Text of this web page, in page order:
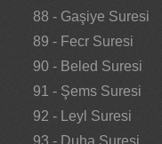
88 - Gaşiye Suresi
89 - Fecr Suresi
90 - Beled Suresi
91 - Şems Suresi
92 - Leyl Suresi
93 - Duha Suresi